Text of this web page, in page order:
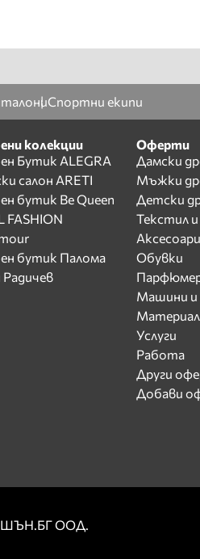
Спортни екипи
колекции
Бутик ALEGRA
салон ARETI
бутик Be Queen
FASHION
бутик Палома
Оферти
Дамски
Мъжки
Детски
Текстил
Аксесоари
Обувки
Машини и
Услуги
Работа
Други
Добави
ООД.